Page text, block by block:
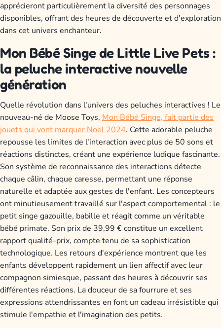
apprécieront particulièrement la diversité des personnages
disponibles, offrant des heures de découverte et d'exploration
dans cet univers enchanteur.
Mon Bébé Singe de Little Live Pets :
la peluche interactive nouvelle
génération
Quelle révolution dans l'univers des peluches interactives ! Le
nouveau-né de Moose Toys, Mon Bébé Singe, fait partie des
jouets qui vont marquer Noël 2024. Cette adorable peluche
repousse les limites de l'interaction avec plus de 50 sons et
réactions distinctes, créant une expérience ludique fascinante.
Son système de reconnaissance des interactions détecte
chaque câlin, chaque caresse, permettant une réponse
naturelle et adaptée aux gestes de l'enfant. Les concepteurs
ont minutieusement travaillé sur l'aspect comportemental : le
petit singe gazouille, babille et réagit comme un véritable
bébé primate. Son prix de 39,99 € constitue un excellent
rapport qualité-prix, compte tenu de sa sophistication
technologique. Les retours d'expérience montrent que les
enfants développent rapidement un lien affectif avec leur
compagnon simiesque, passant des heures à découvrir ses
différentes réactions. La douceur de sa fourrure et ses
expressions attendrissantes en font un cadeau irrésistible qui
stimule l'empathie et l'imagination des petits.